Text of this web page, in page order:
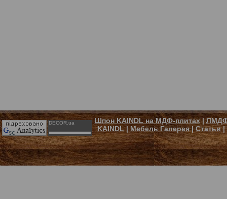
DECOR.ua Шпон KAINDL на МДФ-плитах|ЛМДФ
KAINDL| Мебель Галерея|Статьи|